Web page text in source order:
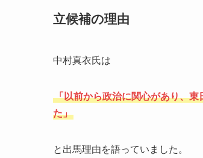
立候補の理由
中村真衣氏は
「以前から政治に関心があり、
た」
と出馬理由を語っていました。